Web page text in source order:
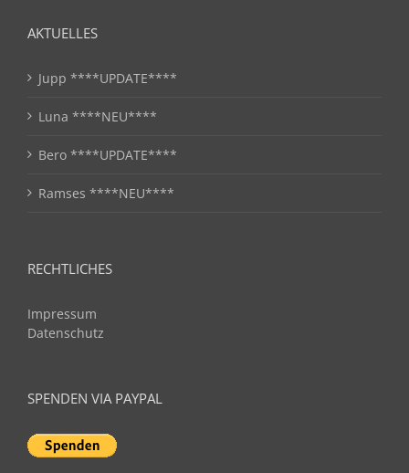
AKTUELLES
Jupp ****UPDATE****
Luna ****NEU****
Bero ****UPDATE****
Ramses ****NEU****
RECHTLICHES
Impressum
Datenschutz
SPENDEN VIA PAYPAL